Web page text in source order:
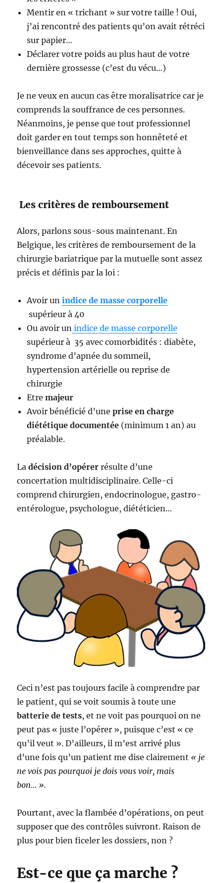
Mentir en « trichant » sur votre taille ! Oui,
j’ai rencontré des patients qu’on avait rétréci
sur papier…
Déclarer votre poids au plus haut de votre
dernière grossesse (c’est du vécu…)
Je ne veux en aucun cas être moralisatrice car je
comprends la souffrance de ces personnes.
Néanmoins, je pense que tout professionnel
doit garder en tout temps son honnêteté et
bienveillance dans ses approches, quitte à
décevoir ses patients.
Les critères de remboursement
Alors, parlons sous-sous maintenant. En
Belgique, les critères de remboursement de la
chirurgie bariatrique par la mutuelle sont assez
précis et définis par la loi :
Avoir unindice de masse corporelle
supérieur à 40
Ou avoir un indice de masse corporelle
supérieur à 35 avec comorbidités : diabète,
syndrome d’apnée du sommeil,
hypertension artérielle ou reprise de
chirurgie
Etremajeur
Avoir bénéficié d’uneprise en charge
diététique documentée (minimum 1 an) au
préalable.
Ladécision d’opérerrésulte d’une
concertation multidisciplinaire. Celle-ci
comprend chirurgien, endocrinologue, gastro-
entérologue, psychologue, diététicien…
Ceci n’est pas toujours facile à comprendre par
le patient, qui se voit soumis à toute une
batterie de tests, et ne voit pas pourquoi on ne
peut pas « juste l’opérer », puisque c’est « ce
qu’il veut ». D’ailleurs, il m’est arrivé plus
d’une fois qu’un patient me dise clairement « je
ne vois pas pourquoi je dois vous voir, mais
bon… ».
Pourtant, avec la flambée d’opérations, on peut
supposer que des contrôles suivront. Raison de
plus pour bien ficeler les dossiers, non ?
Est-ce que ça marche ?